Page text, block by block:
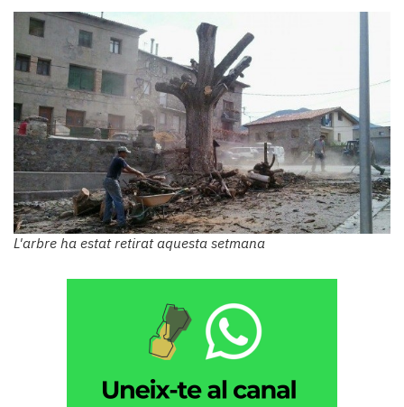
tant!
TV
i
mitjans
El
temps
Reportatges
Entrevistes
Enquestes
A
escena!
Dis
L'arbre ha estat retirat aquesta setmana